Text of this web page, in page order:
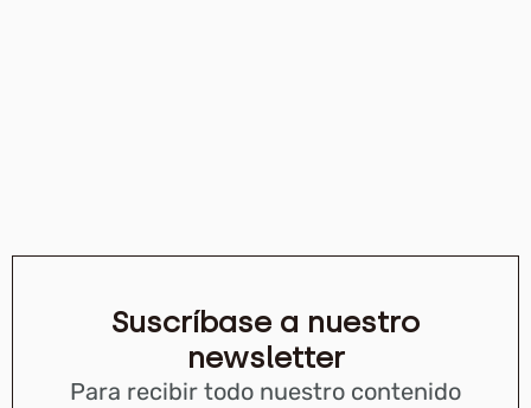
Suscríbase a nuestro
newsletter
Para recibir todo nuestro contenido